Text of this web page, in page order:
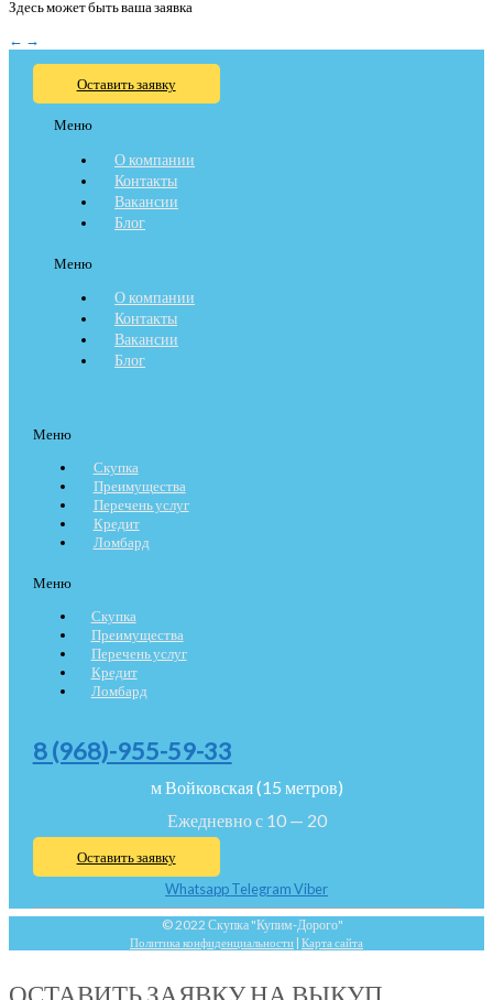
Здесь может быть ваша заявка
← →
Оставить заявку
Меню
О компании
Контакты
Вакансии
Блог
Меню
О компании
Контакты
Вакансии
Блог
Меню
Скупка
Преимущества
Перечень услуг
Кредит
Ломбард
Меню
Скупка
Преимущества
Перечень услуг
Кредит
Ломбард
8 (968)-955-59-33
м Войковская (15 метров)
Ежедневно с 10 — 20
Оставить заявку
WhatsappTelegramViber
© 2022 Скупка "Купим-Дорого"
Политика конфиденциальности Карта сайта